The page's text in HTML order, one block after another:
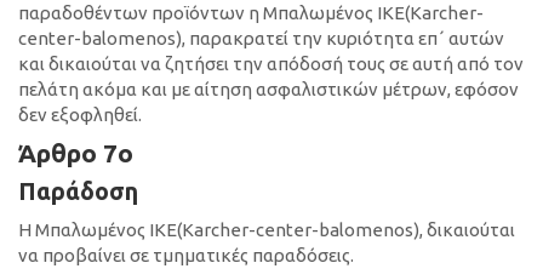
παραδοθέντων προϊόντων η Μπαλωμένος ΙΚΕ(Κarcher-
center-balomenos), παρακρατεί την κυριότητα επ΄ αυτών
και δικαιούται να ζητήσει την απόδοσή τους σε αυτή από τον
πελάτη ακόμα και με αίτηση ασφαλιστικών μέτρων, εφόσον
δεν εξοφληθεί.
Άρθρο 7ο
Παράδοση
Η Μπαλωμένος ΙΚΕ(Κarcher-center-balomenos), δικαιούται
να προβαίνει σε τμηματικές παραδόσεις.